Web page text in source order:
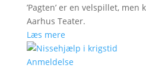
’Pagten’ er en velspillet,
Aarhus Teater.
Læs mere
Anmeldelse